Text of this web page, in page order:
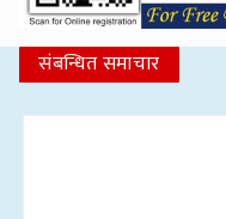
संबन्धित समाचार